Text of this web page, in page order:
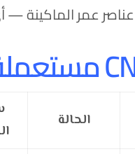
عناصر عمر الماكينة
الحالة